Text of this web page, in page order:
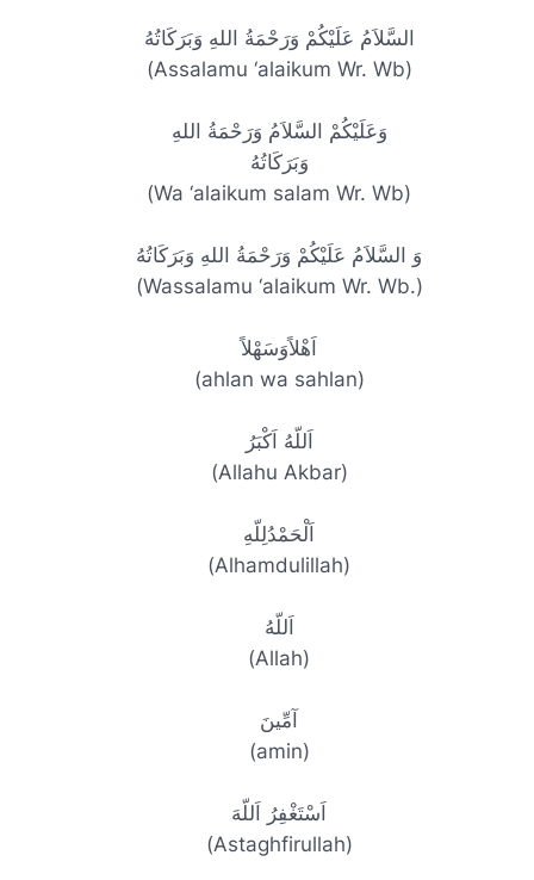
السَّلاَمُ عَلَيْكُمْ وَرَحْمَةُ اللهِ وَبَرَكَاتُهُ
(Assalamu ‘alaikum Wr. Wb)
وَعَلَيْكُمْ السَّلاَمُ وَرَحْمَةُ اللهِ
وَبَرَكَاتُهُ
(Wa ‘alaikum salam Wr. Wb)
وَ السَّلاَمُ عَلَيْكُمْ وَرَحْمَةُ اللهِ وَبَرَكَاتُهُ
(Wassalamu ‘alaikum Wr. Wb.)
اَهْلاًوَسَهْلاً
(ahlan wa sahlan)
اَللّهُ اَكْبَرُ
(Allahu Akbar)
اَلْحَمْدُلِلّهِ
(Alhamdulillah)
اَللّهُ
(Allah)
آمِّينَ
(amin)
اَسْتَغْفِرُ اَللّهَ
(Astaghfirullah)